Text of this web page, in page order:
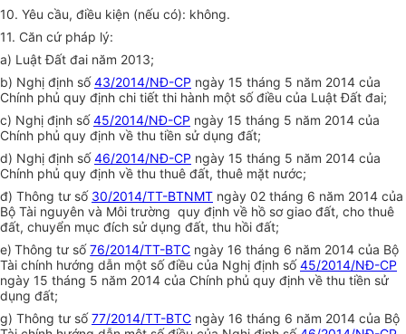
10. Yêu cầu, điều kiện (nếu có): không.
11. Căn cứ pháp lý:
a) Luật Đất đai năm 2013;
b) Nghị định số43/2014/NĐ-CP ngày 15 tháng 5 năm 2014 của
Chính phủ quy định chi tiết thi hành một số điều của Luật Đất đai;
c) Nghị định số45/2014/NĐ-CP ngày 15 tháng 5 năm 2014 của
Chính phủ quy định về thu tiền sử dụng đất;
d) Nghị định số46/2014/NĐ-CP ngày 15 tháng 5 năm 2014 của
Chính phủ quy định về thu thuê đất, thuê mặt nước;
đ) Thông tư số 30/2014/TT-BTNMT ngày 02 tháng 6 năm 2014 của
Bộ Tài nguyên và Môi trường quy định về hồ sơ giao đất, cho thuê
đất, chuyển mục đích sử dụng đất, thu hồi đất;
e)Thông tư số76/2014/TT-BTC ngày 16 tháng 6 năm 2014 của Bộ
Tài chính hướng dẫn một số điều của Nghị định số45/2014/NĐ-CP
ngày 15 tháng 5 năm 2014 của Chính phủ quy định về thu tiền sử
dụng đất;
g) Thông tư số77/2014/TT-BTC ngày 16 tháng 6 năm 2014 của Bộ